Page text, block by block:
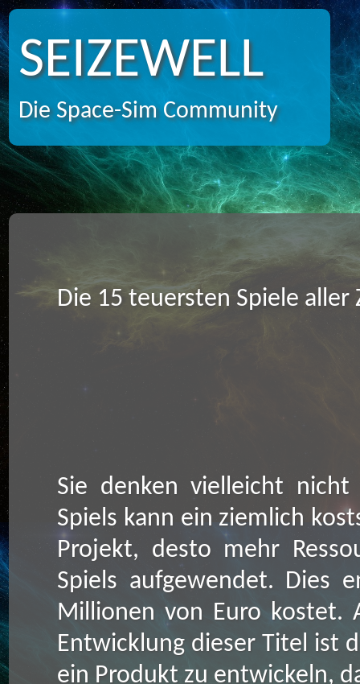
SEIZEWELL
Die Space-Sim Community
Die 15 teuersten Spiele aller
Sie denken vielleicht
Spiels kann ein ziemlich
Projekt, desto mehr
Spiels aufgewendet. Dies
Millionen von Euro kostet.
Entwicklung dieser Titel ist
ein Produkt zu entwickeln,